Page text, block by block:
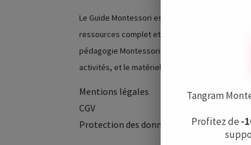
Le Guide Montessori est un centre de
ressources complet et indépendant sur la
pédagogie Montessori, les écoles, les
activités, et le matériel.
Mentions légales
CGV
Protection des données
Tangram
Profitez de -